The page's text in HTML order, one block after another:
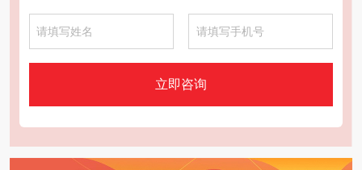
立即咨询